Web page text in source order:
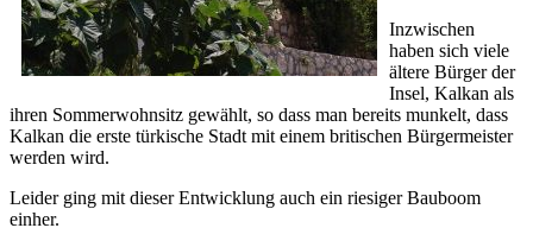
Inzwischen
haben sich viele
ältere Bürger der
Insel, Kalkan als
ihren Sommerwohnsitz gewählt, so dass man bereits munkelt, dass
Kalkan die erste türkische Stadt mit einem britischen Bürgermeister
werden wird.
Leider ging mit dieser Entwicklung auch ein riesiger Bauboom
einher.